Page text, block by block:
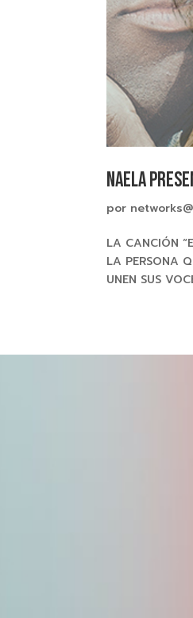
NAELA
por
LA CANCIÓN
LA PERSONA
UNEN SUS